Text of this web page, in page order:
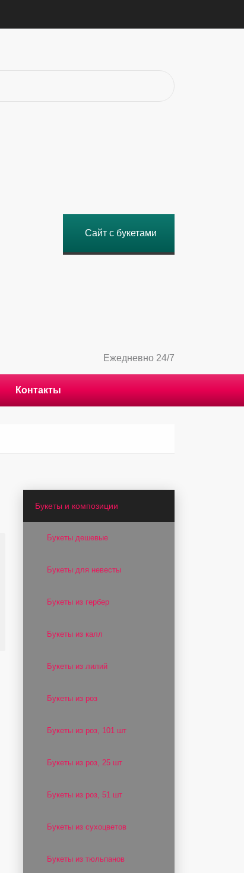
Сайт с букетами
Ежедневно 24/7
Контакты
Букеты и композиции
Букеты дешевые
Букеты для невесты
Букеты из гербер
Букеты из калл
Букеты из лилий
Букеты из роз
Букеты из роз, 101 шт
Букеты из роз, 25 шт
Букеты из роз, 51 шт
Букеты из сухоцветов
Букеты из тюльпанов